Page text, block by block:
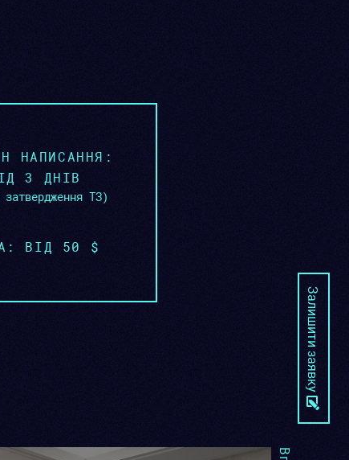
НАПИСАННЯ:
3 ДНІВ
затвердження ТЗ)
ВІД 50 $
Залишити заявку